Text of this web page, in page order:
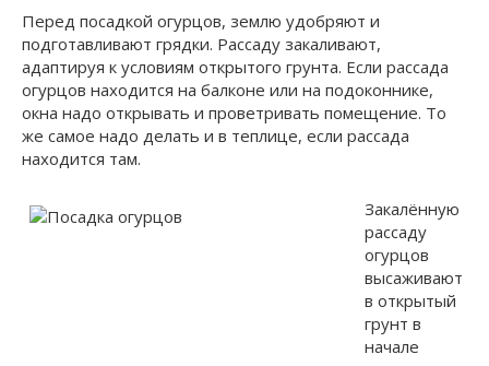
Перед посадкой огурцов, землю удобряют и
подготавливают грядки. Рассаду закаливают,
адаптируя к условиям открытого грунта. Если рассада
огурцов находится на балконе или на подоконнике,
окна надо открывать и проветривать помещение. То
же самое надо делать и в теплице, если рассада
находится там.
Закалённую
рассаду
огурцов
высаживают
в открытый
грунт в
начале